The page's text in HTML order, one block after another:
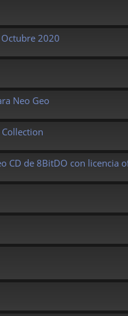
2020
Neo Geo
CD de 8BitDO con licencia